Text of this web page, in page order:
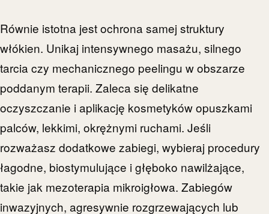
Równie istotna jest ochrona samej struktury
włókien. Unikaj intensywnego masażu, silnego
tarcia czy mechanicznego peelingu w obszarze
poddanym terapii. Zaleca się delikatne
oczyszczanie i aplikację kosmetyków opuszkami
palców, lekkimi, okrężnymi ruchami. Jeśli
rozważasz dodatkowe zabiegi, wybieraj procedury
łagodne, biostymulujące i głęboko nawilżające,
takie jak mezoterapia mikroigłowa. Zabiegów
inwazyjnych, agresywnie rozgrzewających lub